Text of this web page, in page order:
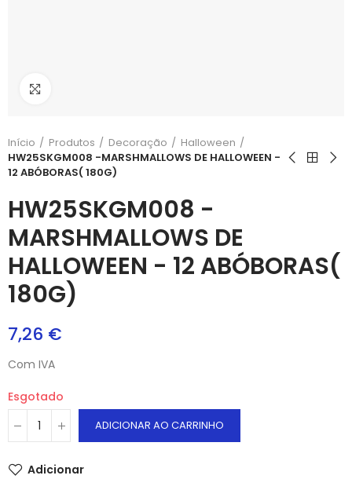
Início Produtos Decoração
Halloween
HW25SKGM008 -MARSHMALLOWS DE HALLOWEEN -
12 ABÓBORAS( 180G)
HW25SKGM008 -
MARSHMALLOWS DE
HALLOWEEN - 12 ABÓBORAS(
180G)
7,26 €
Com IVA
Esgotado
ADICIONAR AO CARRINHO
Adicionar